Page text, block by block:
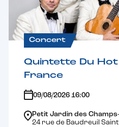
Concert
Quintette Du Hot
France
09/08/2026 16:00
Petit Jardin des
24 rue de Baudreuil